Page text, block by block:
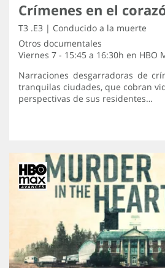
Crímenes en el
T3 .E3 | Conducido a la muerte
Otros documentales
Viernes 7 - 15:45 a 16:30h en HBO
Narraciones desgarradoras de
tranquilas ciudades, que cobran
perspectivas de sus residentes…